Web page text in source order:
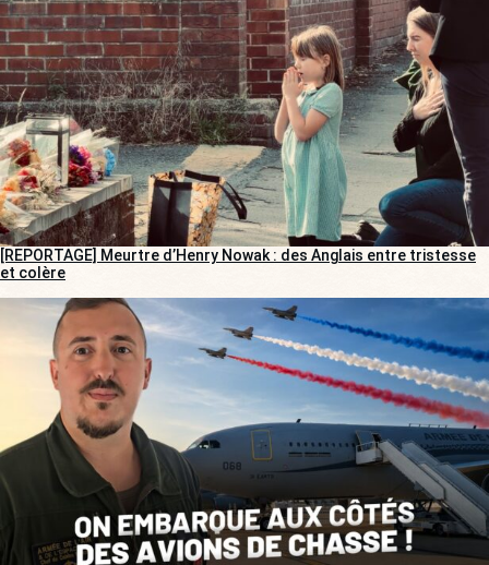
[REPORTAGE] Meurtre d’Henry Nowak : des Anglais entre tristesse
et colère